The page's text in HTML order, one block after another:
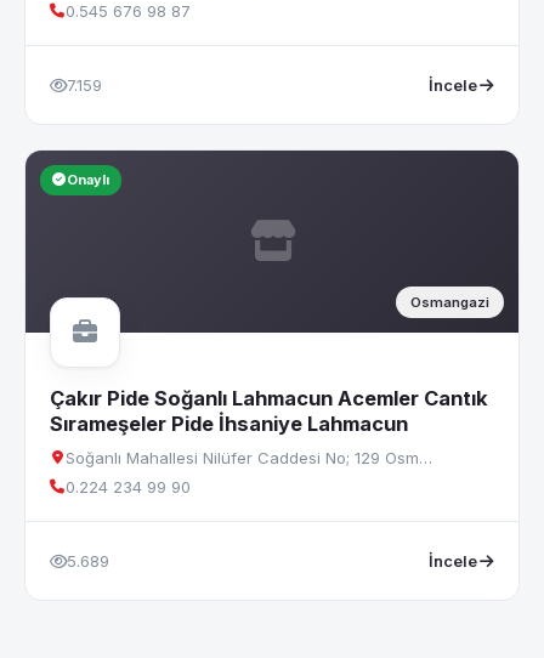
0.545 676 98 87
7.159 İncele
Onaylı
Osmangazi
Çakır Pide Soğanlı Lahmacun Acemler Cantık
Sırameşeler Pide İhsaniye Lahmacun
Soğanlı Mahallesi Nilüfer Caddesi No; 129 Osm…
0.224 234 99 90
5.689 İncele